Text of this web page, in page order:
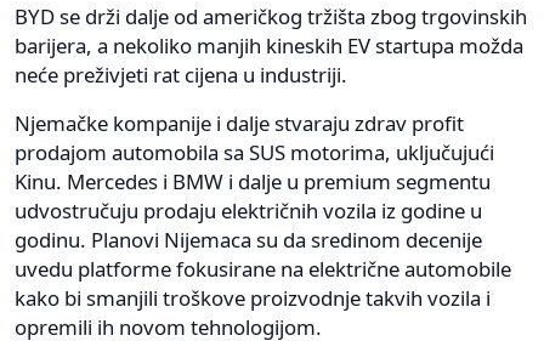
BYD se drži dalje od američkog tržišta zbog trgovinskih
barijera, a nekoliko manjih kineskih EV startupa možda
neće preživjeti rat cijena u industriji.
Njemačke kompanije i dalje stvaraju zdrav profit
prodajom automobila sa SUS motorima, uključujući
Kinu. Mercedes i BMW i dalje u premium segmentu
udvostručuju prodaju električnih vozila iz godine u
godinu. Planovi Nijemaca su da sredinom decenije
uvedu platforme fokusirane na električne automobile
kako bi smanjili troškove proizvodnje takvih vozila i
opremili ih novom tehnologijom.